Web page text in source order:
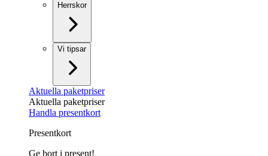
Herrskor
Vi tipsar
Aktuella paketpriser
Aktuella paketpriser
Handla presentkort
Presentkort
Ge bort i present!